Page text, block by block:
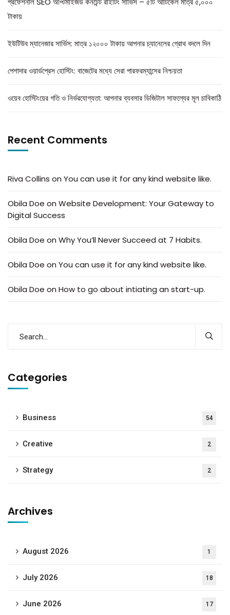
টাকায়
ইউটিউব ম্যানেজার সার্ভিস: মাত্র ১২০০০ টাকায় আপনার চ্যানেলের গ্রোথ বদলে দিন
পেশাদার ওয়ার্ডপ্রেস হোস্টিং: বাজেটের মধ্যে সেরা পারফরম্যান্সের নিশ্চয়তা
ওয়েব হোস্টিংয়ের গতি ও নির্ভরযোগ্যতা: আপনার ব্যবসার ডিজিটাল সাফল্যের মূল চাবিকাঠি
Recent Comments
Riva Collins on You can use it for any kind website like.
Obila Doe on Website Development: Your Gateway to
Digital Success
Obila Doe on Why You’ll Never Succeed at 7 Habits.
Obila Doe on You can use it for any kind website like.
Obila Doe on How to go about intiating an start-up.
Categories
Business 54
Creative 2
Strategy 2
Archives
August 2026 1
July 2026 18
June 2026 17